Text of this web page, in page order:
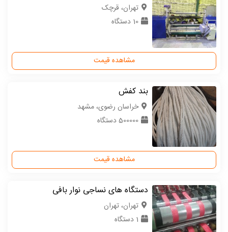
تهران، قرچک
10 دستگاه
مشاهده قیمت
بند کفش
خراسان رضوی، مشهد
500000 دستگاه
مشاهده قیمت
دستگاه های نساجی نوار بافی
تهران، تهران
1 دستگاه